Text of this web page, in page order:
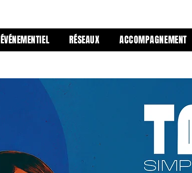
ÉVÉNEMENTIEL RÉSEAUX ACCOMPAGNEMENT